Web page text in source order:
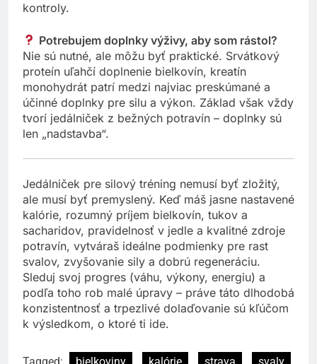
kontroly.
Potrebujem doplnky výživy, aby som rástol?
Nie sú nutné, ale môžu byť praktické. Srvátkový
proteín uľahčí doplnenie bielkovín, kreatín
monohydrát patrí medzi najviac preskúmané a
účinné doplnky pre silu a výkon. Základ však vždy
tvorí jedálniček z bežných potravín – doplnky sú
len „nadstavba“.
Jedálniček pre silový tréning nemusí byť zložitý,
ale musí byť premyslený. Keď máš jasne nastavené
kalórie, rozumný príjem bielkovín, tukov a
sacharidov, pravidelnosť v jedle a kvalitné zdroje
potravín, vytváraš ideálne podmienky pre rast
svalov, zvyšovanie sily a dobrú regeneráciu.
Sleduj svoj progres (váhu, výkony, energiu) a
podľa toho rob malé úpravy – práve táto dlhodobá
konzistentnosť a trpezlivé dolaďovanie sú kľúčom
k výsledkom, o ktoré ti ide.
Tagged: bielkoviny kalórie strava
svaly